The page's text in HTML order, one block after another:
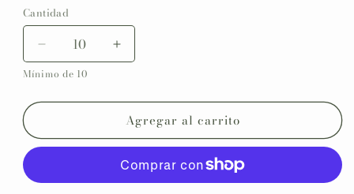
Cantidad
Reducir
cantidad
Invitación
Bautizo
COLECCIÓN
CIGÜEÑA
Aumentar
cantidad
Invitación
impresa
Bautizo
COLECCIÓN
CIGÜEÑA
Mínimo de 10
Agregar al carrito